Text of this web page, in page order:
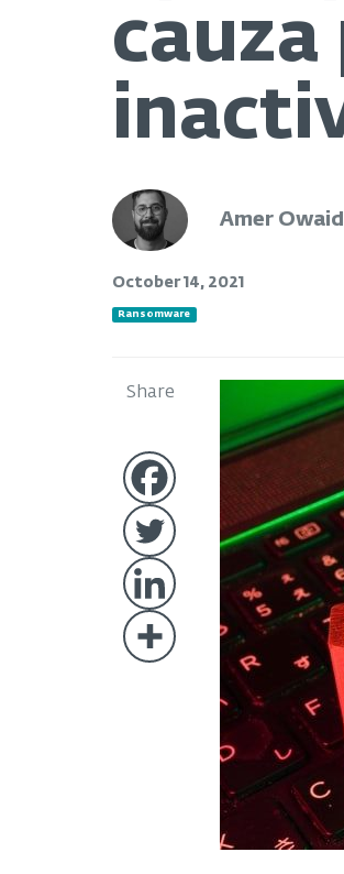
cauza
Amer
October 14, 2021
Ransomware
Share